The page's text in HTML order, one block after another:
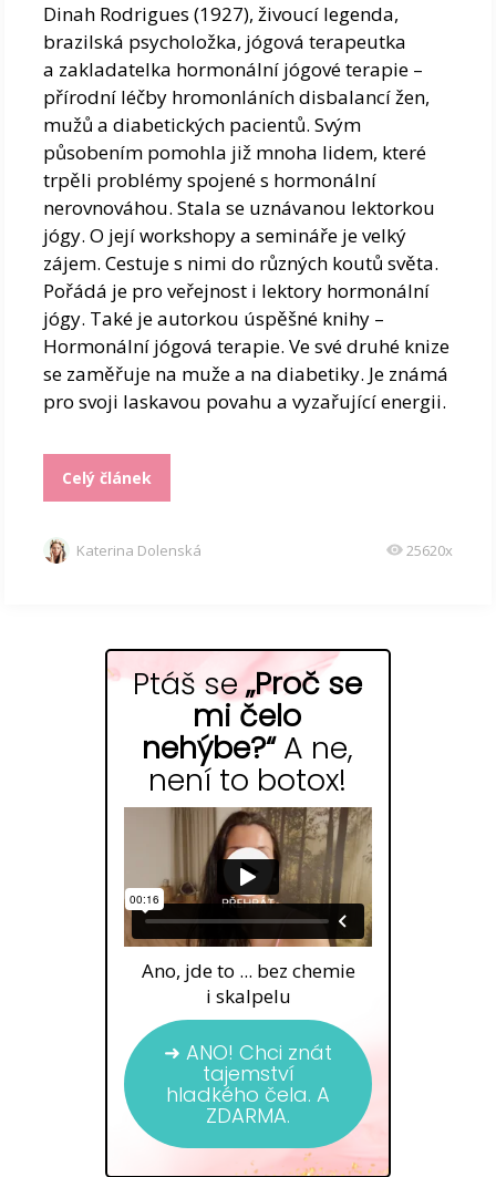
Dinah Rodrigues (1927), živoucí legenda,
brazilská psycholožka, jógová terapeutka
a zakladatelka hormonální jógové terapie –
přírodní léčby hromonláních disbalancí žen,
mužů a diabetických pacientů. Svým
působením pomohla již mnoha lidem, které
trpěli problémy spojené s hormonální
nerovnováhou. Stala se uznávanou lektorkou
jógy. O její workshopy a semináře je velký
zájem. Cestuje s nimi do různých koutů světa.
Pořádá je pro veřejnost i lektory hormonální
jógy. Také je autorkou úspěšné knihy –
Hormonální jógová terapie. Ve své druhé knize
se zaměřuje na muže a na diabetiky. Je známá
pro svoji laskavou povahu a vyzařující energii.
Celý článek
Katerina Dolenská 25620x
Ptáš se „Proč se
mi čelo
nehýbe?“A ne,
není to botox!
Ano, jde to ... bez chemie
i skalpelu
➜ ANO! Chci znát
tajemství
hladkého čela. A
ZDARMA.